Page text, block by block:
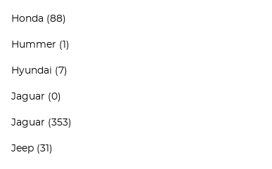
Honda (88)
Hummer (1)
Hyundai (7)
Jaguar (0)
Jaguar (353)
Jeep (31)